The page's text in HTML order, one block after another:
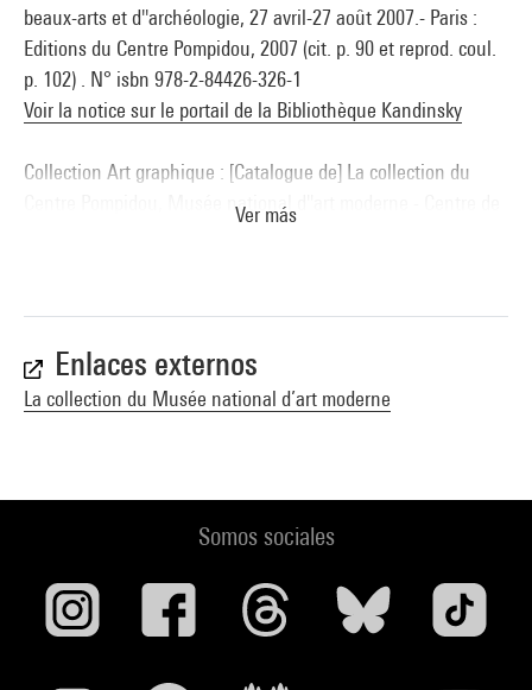
beaux-arts et d''archéologie, 27 avril-27 août 2007.- Paris :
Editions du Centre Pompidou, 2007 (cit. p. 90 et reprod. coul.
p. 102) . N° isbn 978-2-84426-326-1
Voir la notice sur le portail de la Bibliothèque Kandinsky
Collection Art graphique : [Catalogue de] La collection du
Centre Pompidou, Musée national d''art moderne - Centre de
Ver más
Enlaces externos
La collection du Musée national d’art moderne
Somos sociales